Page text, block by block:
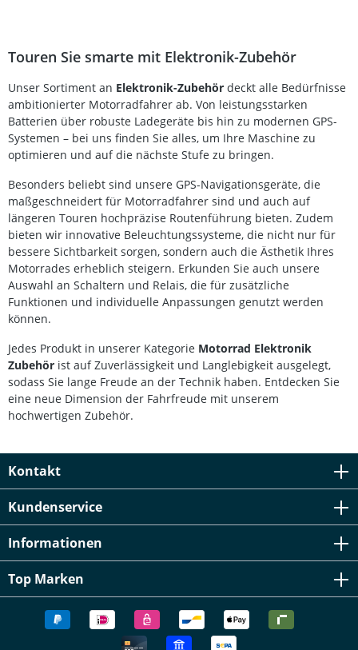
individuellen Installationsanforderungen bietet.
Hochwertiges Kupferkabel für optimale Stromübertragung
Absicherung Vormontierte Kabelöse und
Schrumpfschlauch für einfachen Einbau Gesamtlänge 60
cm, Querschnitt ca. 10 qmm Ideal zur Verbindung der
mo.unit mit der Fahrzeugbatterie Lieferumfang: 1 x
Anschlusskabel (ca. 10 qmm Querschnitt, 60 cm Länge) 2 x
Kabelöse 2 x Schrumpfschlauch
Touren Sie smarte mit Elektronik-Zubehör
Unser Sortiment an Elektronik-Zubehör deckt alle Bedürfnisse
ambitionierter Motorradfahrer ab. Von leistungsstarken
Batterien über robuste Ladegeräte bis hin zu modernen GPS-
Systemen – bei uns finden Sie alles, um Ihre Maschine zu
optimieren und auf die nächste Stufe zu bringen.
Besonders beliebt sind unsere GPS-Navigationsgeräte, die
maßgeschneidert für Motorradfahrer sind und auch auf
längeren Touren hochpräzise Routenführung bieten. Zudem
bieten wir innovative Beleuchtungssysteme, die nicht nur für
bessere Sichtbarkeit sorgen, sondern auch die Ästhetik Ihres
Motorrades erheblich steigern. Erkunden Sie auch unsere
Auswahl an Schaltern und Relais, die für zusätzliche
Funktionen und individuelle Anpassungen genutzt werden
können.
Jedes Produkt in unserer Kategorie Motorrad Elektronik
Zubehör ist auf Zuverlässigkeit und Langlebigkeit ausgelegt,
sodass Sie lange Freude an der Technik haben. Entdecken Sie
eine neue Dimension der Fahrfreude mit unserem
hochwertigen Zubehör.
Kontakt
Kundenservice
Informationen
Top Marken